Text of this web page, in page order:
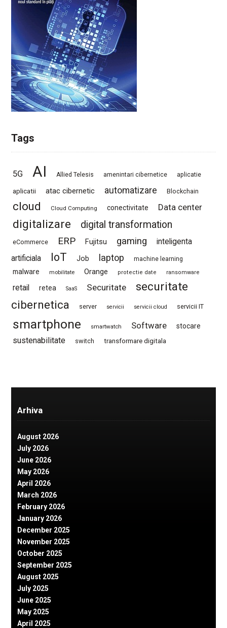
Tags
5G AI Allied Telesis amenintari cibernetice aplicatie
aplicatii atac cibernetic automatizare Blockchain
cloud Cloud Computing conectivitate Data center
digitalizare digital transformation
eCommerce ERP Fujitsu gaming
inteligenta
artificiala
IoT Job laptop machine learning
malware mobilitate Orange protectie date ransomware
retail retea SaaS Securitate
securitate
cibernetica
server servicii servicii cloud servicii IT
smartphone smartwatch Software stocare
sustenabilitate switch transformare digitala
Arhiva
August 2026
July 2026
June 2026
May 2026
April 2026
March 2026
February 2026
January 2026
December 2025
November 2025
October 2025
September 2025
August 2025
July 2025
June 2025
May 2025
April 2025